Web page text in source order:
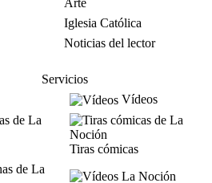
Arte
Iglesia Católica
Noticias del lector
Servicios
Vídeos
Tiras cómicas